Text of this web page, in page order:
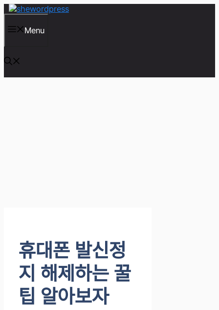
컨
츠
건
너
뛰
기
Menu
휴대폰 발신정
지 해제하는 꿀
팁 알아보자